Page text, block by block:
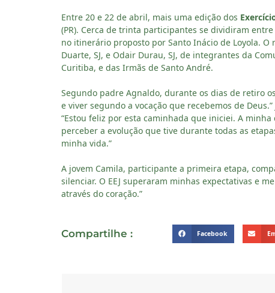
Entre 20 e 22 de abril, mais uma edição dos
(PR). Cerca de trinta participantes se dividiram
no itinerário proposto por Santo Inácio de Loyola.
Duarte, SJ, e Odair Durau, SJ, de integrantes da
Curitiba, e das Irmãs de Santo André.
Segundo padre Agnaldo, durante os dias de retiro
e viver segundo a vocação que recebemos de
“Estou feliz por esta caminhada que iniciei. A
perceber a evolução que tive durante todas as
minha vida.”
A jovem Camila, participante a primeira etapa,
silenciar. O EEJ superaram minhas expectativas e
através do coração.”
Compartilhe : Facebook